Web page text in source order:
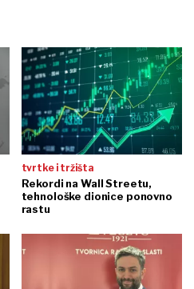
tvrtke i tržišta
Rekordi na Wall Streetu,
tehnološke dionice ponovno
rastu